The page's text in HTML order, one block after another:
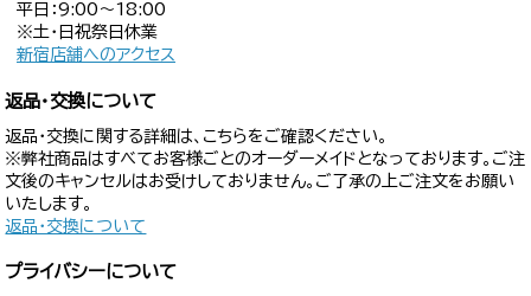
平日：9:00〜18:00
※土・日祝祭日休業
新宿店舗へのアクセス
返品・交換について
返品・交換に関する詳細は、こちらをご確認ください。
※弊社商品はすべてお客様ごとのオーダーメイドとなっております。ご注
文後のキャンセルはお受けしておりません。ご了承の上ご注文をお願い
いたします。
返品・交換について
プライバシーについて